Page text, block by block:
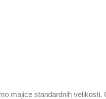
majice standardnih velikosti.